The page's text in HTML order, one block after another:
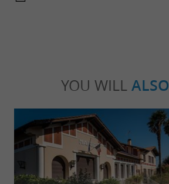
YOU WILL ALSO